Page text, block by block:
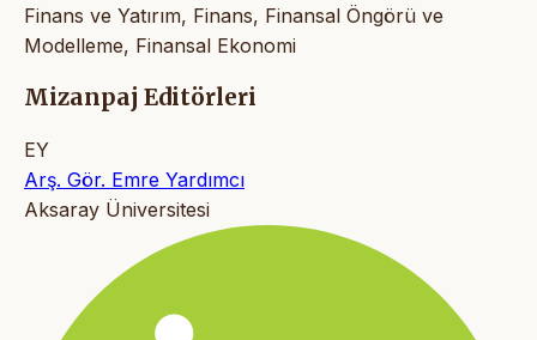
Finans ve Yatırım, Finans, Finansal Öngörü ve
Modelleme, Finansal Ekonomi
Mizanpaj Editörleri
EY
Arş. Gör. Emre Yardımcı
Aksaray Üniversitesi